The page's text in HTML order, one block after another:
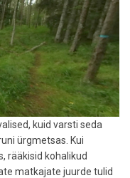
kuid varsti seda
ürgmetsas. Kui
rääkisid kohalikud
matkajate juurde tulid